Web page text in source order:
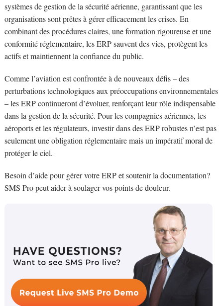
systèmes de gestion de la sécurité aérienne, garantissant que les
organisations sont prêtes à gérer efficacement les crises. En
combinant des procédures claires, une formation rigoureuse et une
conformité réglementaire, les ERP sauvent des vies, protègent les
actifs et maintiennent la confiance du public.
Comme l’aviation est confrontée à de nouveaux défis – des
perturbations technologiques aux préoccupations environnementales
– les ERP continueront d’évoluer, renforçant leur rôle indispensable
dans la gestion de la sécurité. Pour les compagnies aériennes, les
aéroports et les régulateurs, investir dans des ERP robustes n’est pas
seulement une obligation réglementaire mais un impératif moral de
protéger le ciel.
Besoin d’aide pour gérer votre ERP et soutenir la documentation?
SMS Pro peut aider à soulager vos points de douleur.